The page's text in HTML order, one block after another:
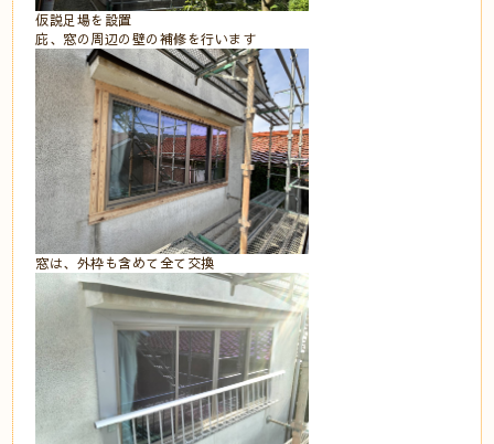
仮説足場を設置⠀
庇、窓の周辺の壁の補修を行います⠀
窓は、外枠も含めて全て交換